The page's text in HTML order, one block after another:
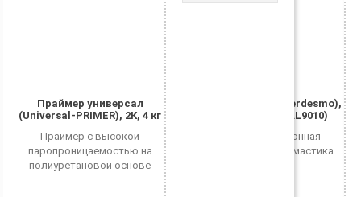
Праймер универсал
(Universal-PRIMER), 2К, 4 кг
Праймер с высокой
паропроницаемостью на
полиуретановой основе
Гипердесмо (Hyperdesmo),
6 кг., белый (RAL9010)
Гидроизоляционная
полиуретановая мастика